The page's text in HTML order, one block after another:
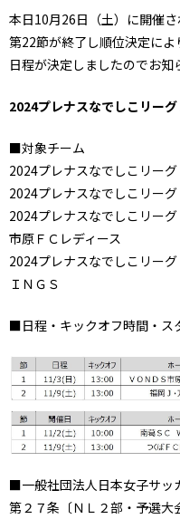
本日10月26日（土）に開催
第22節が終了し順位決定に
日程が決定しましたのでお知
2024プレナスなでしこリー
■対象チーム
2024プレナスなでしこリー
2024プレナスなでしこリー
2024プレナスなでしこリー
市原ＦＣレディース
2024プレナスなでしこリー
ＩＮＧＳ
■日程・キックオフ時間・ス
■一般社団法人日本女子サッ
第２７条〔ＮＬ２部・予選大